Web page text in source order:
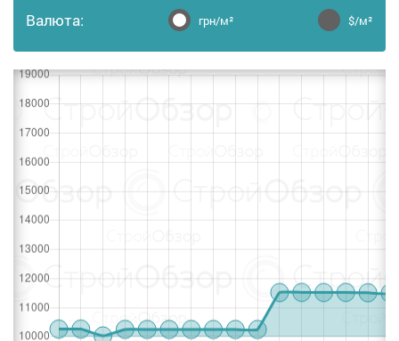
Валюта: грн/м² $/м²